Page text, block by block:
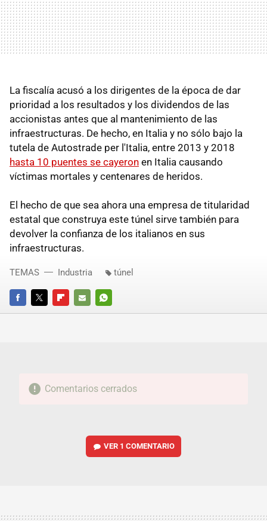
La fiscalía acusó a los dirigentes de la época de dar
prioridad a los resultados y los dividendos de las
accionistas antes que al mantenimiento de las
infraestructuras. De hecho, en Italia y no sólo bajo la
tutela de Autostrade per l'Italia, entre 2013 y 2018
hasta 10 puentes se cayeron en Italia causando
víctimas mortales y centenares de heridos.
El hecho de que sea ahora una empresa de titularidad
estatal que construya este túnel sirve también para
devolver la confianza de los italianos en sus
infraestructuras.
FACEBOOKTWITTERFLIPBOARD
E-
WHATSAPP
TEMAS Industria túnel
Comentarios cerrados
VER 1 COMENTARIO